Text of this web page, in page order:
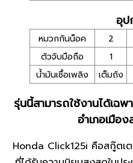
อุ
หมวกกันน็อค 2
ตัวจับมือถือ
1
น้ำมันเชื้อเพลิง
เต็มถัง
รุ่นนี้สามารถใช้งานได้เฉพ
อำเภอเมือ
Honda Click125i คือสกู๊ตเ